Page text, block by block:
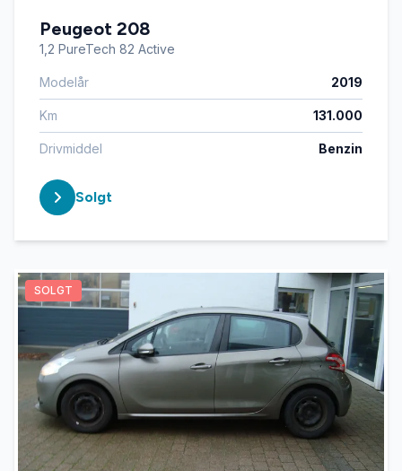
Peugeot 208
1,2 PureTech 82 Active
Modelår 2019
Km 131.000
Drivmiddel Benzin
Solgt
SOLGT